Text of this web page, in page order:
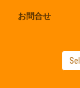
お問合せ